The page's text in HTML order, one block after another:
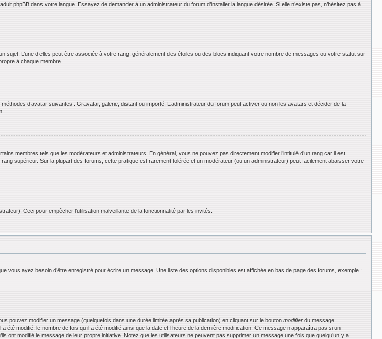
phpBB dans votre langue. Essayez de demander à un administrateur du forum d’installer la langue désirée. Si elle n’existe pas, n’hésitez pas à
L’une d’elles peut être associée à votre rang, généralement des étoiles ou des blocs indiquant votre nombre de messages ou votre statut sur
à chaque membre.
d’avatar suivantes : Gravatar, galerie, distant ou importé. L’administrateur du forum peut activer ou non les avatars et décider de la
membres tels que les modérateurs et administrateurs. En général, vous ne pouvez pas directement modifier l’intitulé d’un rang car il est
supérieur. Sur la plupart des forums, cette pratique est rarement tolérée et un modérateur (ou un administrateur) peut facilement abaisser votre
Ceci pour empêcher l’utilisation malveillante de la fonctionnalité par les invités.
vous ayez besoin d’être enregistré pour écrire un message. Une liste des options disponibles est affichée en bas de page des forums, exemple :
pouvez modifier un message (quelquefois dans une durée limitée après sa publication) en cliquant sur le bouton modifier du message
modifié, le nombre de fois qu’il a été modifié ainsi que la date et l’heure de la dernière modification. Ce message n’apparaîtra pas si un
ont modifié le message de leur propre initiative. Notez que les utilisateurs ne peuvent pas supprimer un message une fois que quelqu’un y a